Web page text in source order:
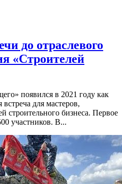
до отраслевого
«Строителей
появился в 2021 году как
для мастеров,
строительного бизнеса. Первое
участников. В...